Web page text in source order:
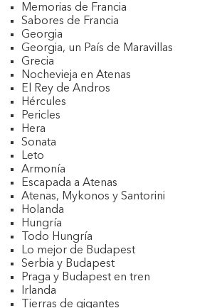
Memorias de Francia
Sabores de Francia
Georgia
Georgia, un País de Maravillas
Grecia
Nochevieja en Atenas
El Rey de Andros
Hércules
Pericles
Hera
Sonata
Leto
Armonía
Escapada a Atenas
Atenas, Mykonos y Santorini
Holanda
Hungría
Todo Hungría
Lo mejor de Budapest
Serbia y Budapest
Praga y Budapest en tren
Irlanda
Tierras de gigantes